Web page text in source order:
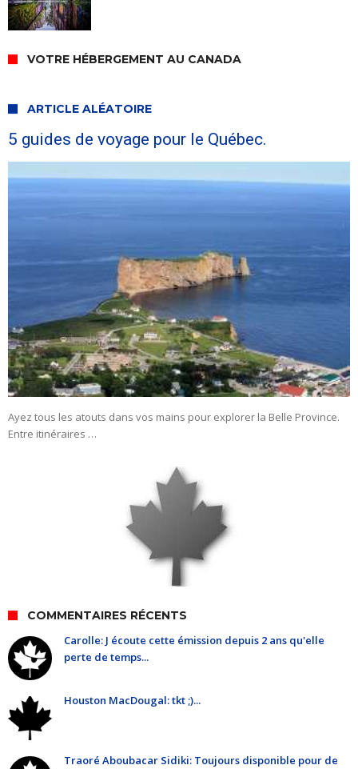
VOTRE HÉBERGEMENT AU CANADA
ARTICLE ALÉATOIRE
5 guides de voyage pour le Québec.
Ayez tous les atouts dans vos mains pour explorer la Belle Province.
Entre itinéraires …
COMMENTAIRES RÉCENTS
Carolle: J écoute cette émission depuis 2 ans qu'elle
perte de temps...
Houston MacDougal: tkt ;)...
Traoré Aboubacar Sidiki: Toujours disponible pour de